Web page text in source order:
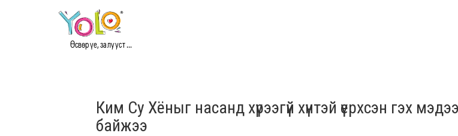
Өсвөр үе, залууст ...
Ким Су Хёныг насанд хүрээгүй хүнтэй үерхсэн гэх
байжээ